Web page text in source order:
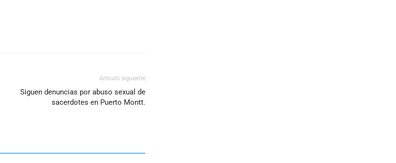
Artículo siguiente
Siguen denuncias por abuso sexual de
sacerdotes en Puerto Montt.